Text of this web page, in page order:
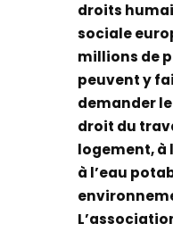
droits
sociale
millions de
peuvent y
demander
droit du
logement, à
à l’eau